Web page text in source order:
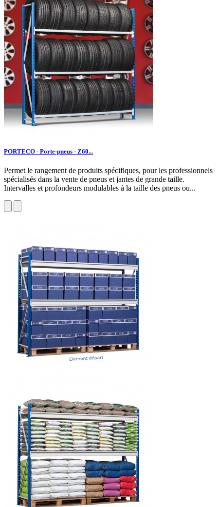
PORTECO - Porte-pneus - Z60...
Permet le rangement de produits spécifiques, pour les professionnels
spécialisés dans la vente de pneus et jantes de grande taille.
Intervalles et profondeurs modulables à la taille des pneus ou...